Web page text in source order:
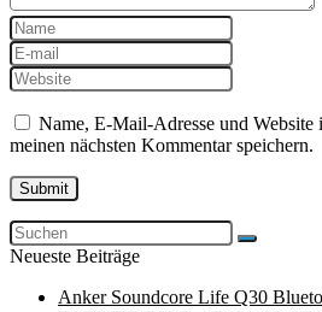
Name, E-Mail-Adresse und Website
meinen nächsten Kommentar speichern.
Neueste Beiträge
Anker Soundcore Life Q30